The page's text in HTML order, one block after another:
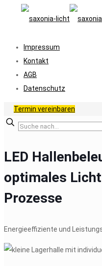
Impressum
Kontakt
AGB
Datenschutz
Termin vereinbaren
LED
optimales
Prozesse
Energieeffiziente und